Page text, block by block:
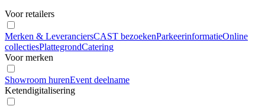
Voor retailers
Merken & LeveranciersCAST bezoekenParkeerinformatieOnline
collectiesPlattegrondCatering
Voor merken
Showroom hurenEvent deelname
Ketendigitalisering